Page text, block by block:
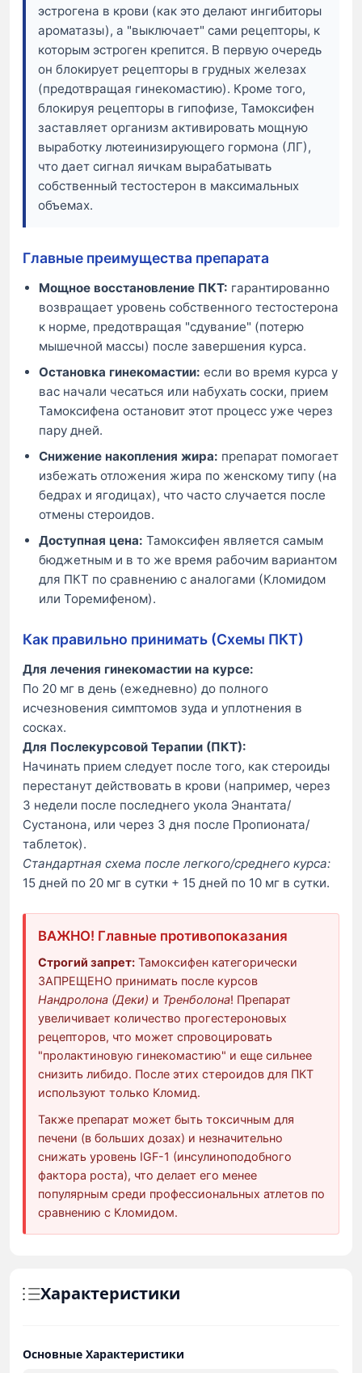
эстрогена в крови (как это делают ингибиторы
ароматазы), а "выключает" сами рецепторы, к
которым эстроген крепится. В первую очередь
он блокирует рецепторы в грудных железах
(предотвращая гинекомастию). Кроме того,
блокируя рецепторы в гипофизе, Тамоксифен
заставляет организм активировать мощную
выработку лютеинизирующего гормона (ЛГ),
что дает сигнал яичкам вырабатывать
собственный тестостерон в максимальных
объемах.
Главные преимущества препарата
Мощное восстановление ПКТ: гарантированно
возвращает уровень собственного тестостерона
к норме, предотвращая "сдувание" (потерю
мышечной массы) после завершения курса.
Остановка гинекомастии: если во время курса у
вас начали чесаться или набухать соски, прием
Тамоксифена остановит этот процесс уже через
пару дней.
Снижение накопления жира: препарат помогает
избежать отложения жира по женскому типу (на
бедрах и ягодицах), что часто случается после
отмены стероидов.
Доступная цена: Тамоксифен является самым
бюджетным и в то же время рабочим вариантом
для ПКТ по сравнению с аналогами (Кломидом
или Торемифеном).
Как правильно принимать (Схемы ПКТ)
Для лечения гинекомастии на курсе:
По 20 мг в день (ежедневно) до полного
исчезновения симптомов зуда и уплотнения в
сосках.
Для Послекурсовой Терапии (ПКТ):
Начинать прием следует после того, как стероиды
перестанут действовать в крови (например, через
3 недели после последнего укола Энантата/
Сустанона, или через 3 дня после Пропионата/
таблеток).
Стандартная схема после легкого/среднего курса:
15 дней по 20 мг в сутки + 15 дней по 10 мг в сутки.
ВАЖНО! Главные противопоказания
Строгий запрет: Тамоксифен категорически
ЗАПРЕЩЕНО принимать после курсов
Нандролона (Деки) и Тренболона! Препарат
увеличивает количество прогестероновых
рецепторов, что может спровоцировать
"пролактиновую гинекомастию" и еще сильнее
снизить либидо. После этих стероидов для ПКТ
используют только Кломид.
Также препарат может быть токсичным для
печени (в больших дозах) и незначительно
снижать уровень IGF-1 (инсулиноподобного
фактора роста), что делает его менее
популярным среди профессиональных атлетов по
сравнению с Кломидом.
Характеристики
Основные Характеристики